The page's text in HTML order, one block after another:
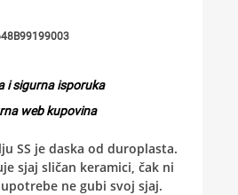
i sigurna isporuka
web kupovina
SS je daska od duroplasta.
sjaj sličan keramici, čak ni
ne gubi svoj sjaj.